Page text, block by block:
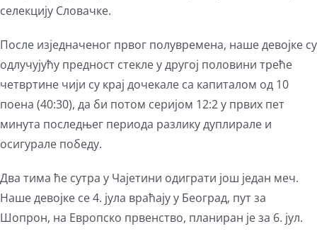
селекцију Словачке.
После изједначеног првог полувремена, наше девојке су
одлучујућу предност стекле у другој половини треће
четвртине чији су крај дочекале са капиталом од 10
поена (40:30), да би потом серијом 12:2 у првих пет
минута последњег периода разлику дуплирале и
осигурале победу.
Два тима ће сутра у Чајетини одиграти још један меч.
Наше девојке се 4. јула враћају у Београд, пут за
Шопрон, на Европско првенство, планиран је за 6. јул.